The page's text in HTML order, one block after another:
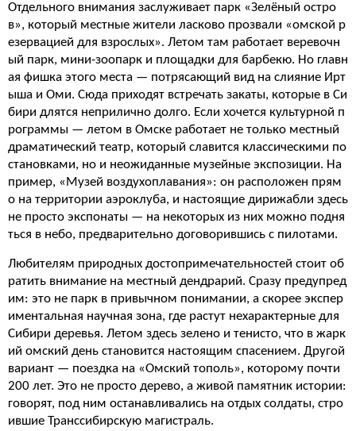
Отдельного внимания заслуживает парк «Зелёный остро
в», который местные жители ласково прозвали «омской р
езервацией для взрослых». Летом там работает веревочн
ый парк, мини-зоопарк и площадки для барбекю. Но главн
ая фишка этого места — потрясающий вид на слияние Ирт
ыша и Оми. Сюда приходят встречать закаты, которые в Си
бири длятся неприлично долго. Если хочется культурной п
рограммы — летом в Омске работает не только местный
драматический театр, который славится классическими по
становками, но и неожиданные музейные экспозиции. На
пример, «Музей воздухоплавания»: он расположен прям
о на территории аэроклуба, и настоящие дирижабли здесь
не просто экспонаты — на некоторых из них можно подня
ться в небо, предварительно договорившись с пилотами.
Любителям природных достопримечательностей стоит об
ратить внимание на местный дендрарий. Сразу предупред
им: это не парк в привычном понимании, а скорее экспер
иментальная научная зона, где растут нехарактерные для
Сибири деревья. Летом здесь зелено и тенисто, что в жарк
ий омский день становится настоящим спасением. Другой
вариант — поездка на «Омский тополь», которому почти
200 лет. Это не просто дерево, а живой памятник истории:
говорят, под ним останавливались на отдых солдаты, стро
ившие Транссибирскую магистраль.